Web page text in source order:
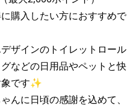
購入したい方におすすめで
ザインのトイレットロール
などの日用品やペットと快
です✨
んに日頃の感謝を込めて、